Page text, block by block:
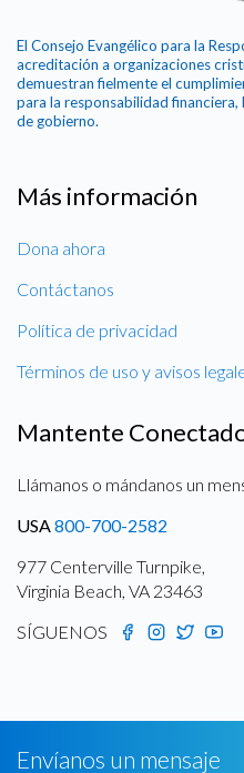
El Consejo Evangélico para la
acreditación a organizaciones
demuestran fielmente el
para la responsabilidad
de gobierno.
Más información
Dona ahora
Contáctanos
Política de privacidad
Términos de uso y avisos
Mantente
Llámanos o mándanos un
USA 800-700-2582
977 Centerville Turnpike,
Virginia Beach, VA 23463
SÍGUENOS
Envíanos un mensaje